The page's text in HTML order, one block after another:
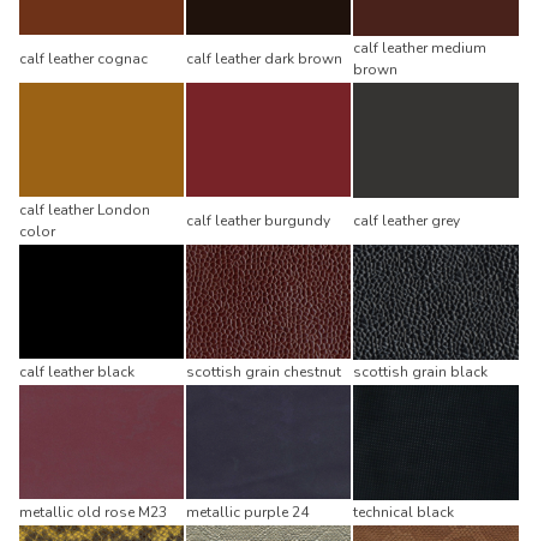
calf leather cognac calf leather dark brown
calf leather medium
brown
calf leather London
color
calf leather burgundy calf leather grey
calf leather black scottish grain chestnut scottish grain black
metallic old rose M23 metallic purple 24 technical black